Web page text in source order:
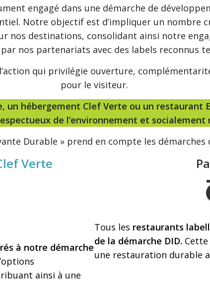
engagé dans une démarche de
Notre objectif est d’impliquer un nombre
nos destinations, consolidant ainsi notre
nos partenariats avec des labels reconnus
qui privilégie ouverture,
pour le visiteur.
un hébergement Clef Verte ou un restaurant
de l’environnement et socialement
Durable » prend en compte les démarches
Verte
à notre démarche
ainsi à une
Tous les restaurants
de la démarche DID.
une restauration durable